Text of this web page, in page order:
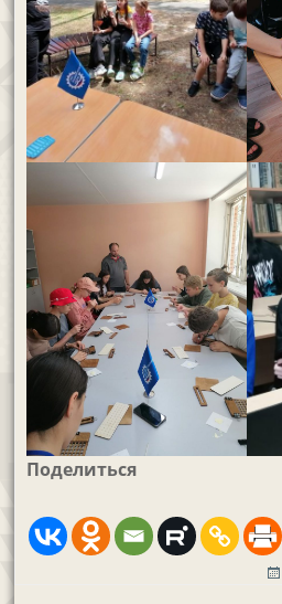
Поделиться